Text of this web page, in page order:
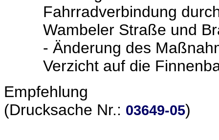
Fahrradverbindung
Wambeler Straße und
- Änderung des
Verzicht auf die
Empfehlung
(Drucksache Nr.: 03649-05)